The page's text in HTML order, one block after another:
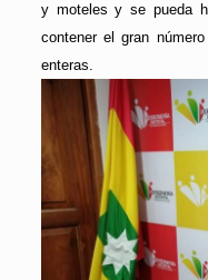
y moteles y se pueda
contener el gran
enteras.